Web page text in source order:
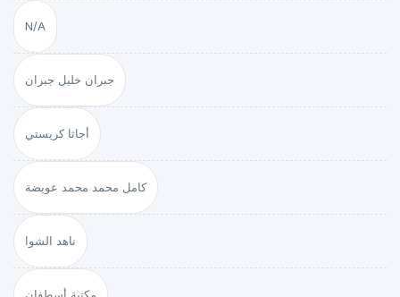
N/A
جبران خليل جبران
أجاثا كريستي
كامل محمد محمد عويضة
ناهد الشوا